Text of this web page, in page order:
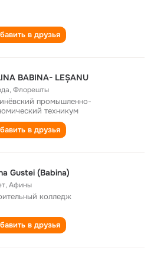
в друзья
BABINA- LEȘANU
,Флорешты
промышленно-
техникум
в друзья
Gustei (Babina)
,Афины
колледж
в друзья